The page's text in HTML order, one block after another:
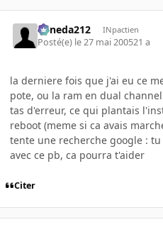
keneda212 INpactien
Posté(e) le 27 mai 200521 a
la derniere fois que j'ai eu ce
pote, ou la ram en dual
tas d'erreur, ce qui plantais
reboot (meme si ca avais
tente une recherche google :
avec ce pb, ca pourra t'aider
Citer